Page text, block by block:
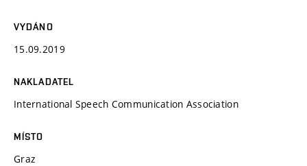
VYDÁNO
15.09.2019
NAKLADATEL
International Speech Communication Association
MÍSTO
Graz